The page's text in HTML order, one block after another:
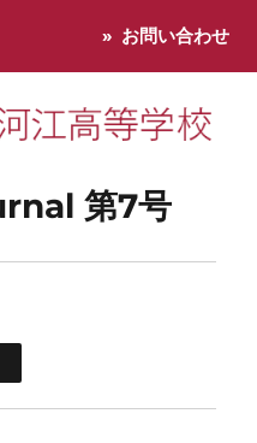
らせ、学校生活などお知らせし
お問い合わせ
第7号